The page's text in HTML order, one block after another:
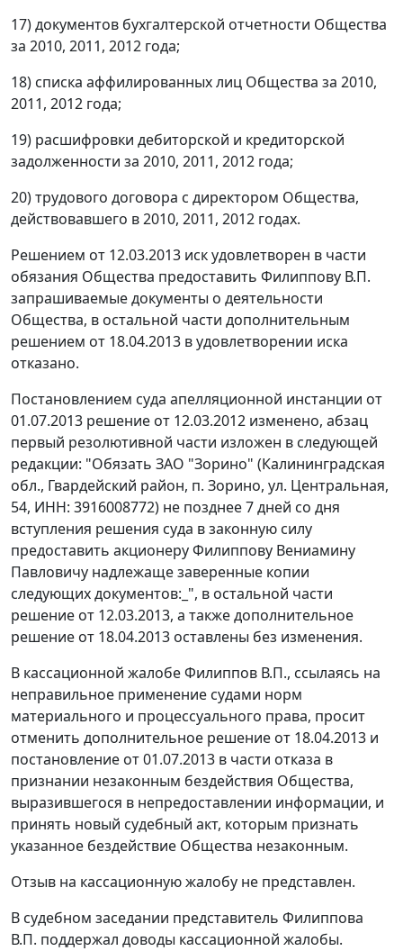
17) документов бухгалтерской отчетности Общества
за 2010, 2011, 2012 года;
18) списка аффилированных лиц Общества за 2010,
2011, 2012 года;
19) расшифровки дебиторской и кредиторской
задолженности за 2010, 2011, 2012 года;
20) трудового договора с директором Общества,
действовавшего в 2010, 2011, 2012 годах.
Решением от 12.03.2013 иск удовлетворен в части
обязания Общества предоставить Филиппову В.П.
запрашиваемые документы о деятельности
Общества, в остальной части дополнительным
решением от 18.04.2013 в удовлетворении иска
отказано.
Постановлением суда апелляционной инстанции от
01.07.2013 решение от 12.03.2012 изменено, абзац
первый резолютивной части изложен в следующей
редакции: "Обязать ЗАО "Зорино" (Калининградская
обл., Гвардейский район, п. Зорино, ул. Центральная,
54, ИНН: 3916008772) не позднее 7 дней со дня
вступления решения суда в законную силу
предоставить акционеру Филиппову Вениамину
Павловичу надлежаще заверенные копии
следующих документов:_", в остальной части
решение от 12.03.2013, а также дополнительное
решение от 18.04.2013 оставлены без изменения.
В кассационной жалобе Филиппов В.П., ссылаясь на
неправильное применение судами норм
материального и процессуального права, просит
отменить дополнительное решение от 18.04.2013 и
постановление от 01.07.2013 в части отказа в
признании незаконным бездействия Общества,
выразившегося в непредоставлении информации, и
принять новый судебный акт, которым признать
указанное бездействие Общества незаконным.
Отзыв на кассационную жалобу не представлен.
В судебном заседании представитель Филиппова
В.П. поддержал доводы кассационной жалобы.